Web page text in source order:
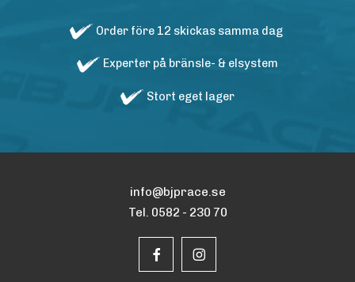
Order före 12 skickas samma dag
Experter på bränsle- & elsystem
Stort eget lager
info@bjprace.se
Tel. 0582 - 230 70